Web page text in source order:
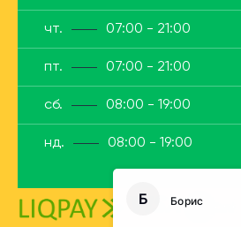
чт. 07:00 - 21:00
пт. 07:00 - 21:00
сб. 08:00 - 19:00
нд. 08:00 - 19:00